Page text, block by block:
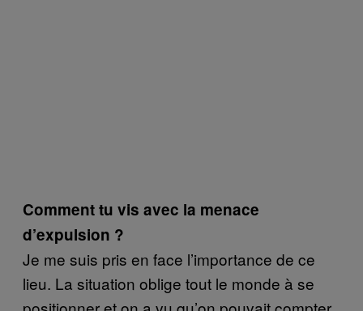
Comment tu vis avec la menace
d’expulsion ?
Je me suis pris en face l’importance de ce
lieu. La situation oblige tout le monde à se